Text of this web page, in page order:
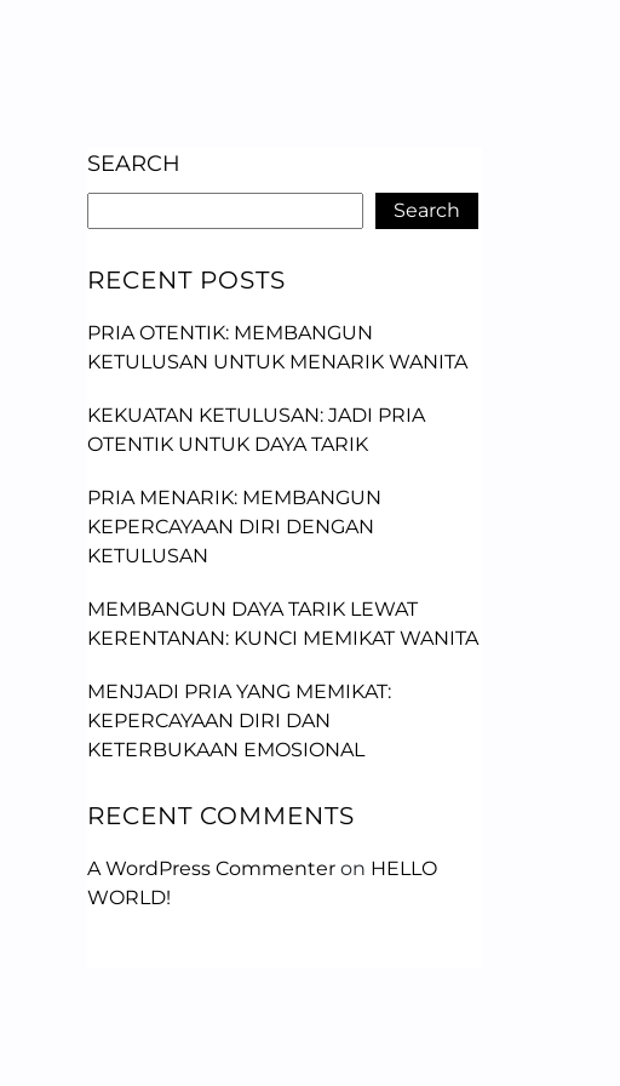
SEARCH
Search
RECENT POSTS
PRIA OTENTIK: MEMBANGUN
KETULUSAN UNTUK MENARIK WANITA
KEKUATAN KETULUSAN: JADI PRIA
OTENTIK UNTUK DAYA TARIK
PRIA MENARIK: MEMBANGUN
KEPERCAYAAN DIRI DENGAN
KETULUSAN
MEMBANGUN DAYA TARIK LEWAT
KERENTANAN: KUNCI MEMIKAT WANITA
MENJADI PRIA YANG MEMIKAT:
KEPERCAYAAN DIRI DAN
KETERBUKAAN EMOSIONAL
RECENT COMMENTS
A WordPress Commenter on HELLO
WORLD!